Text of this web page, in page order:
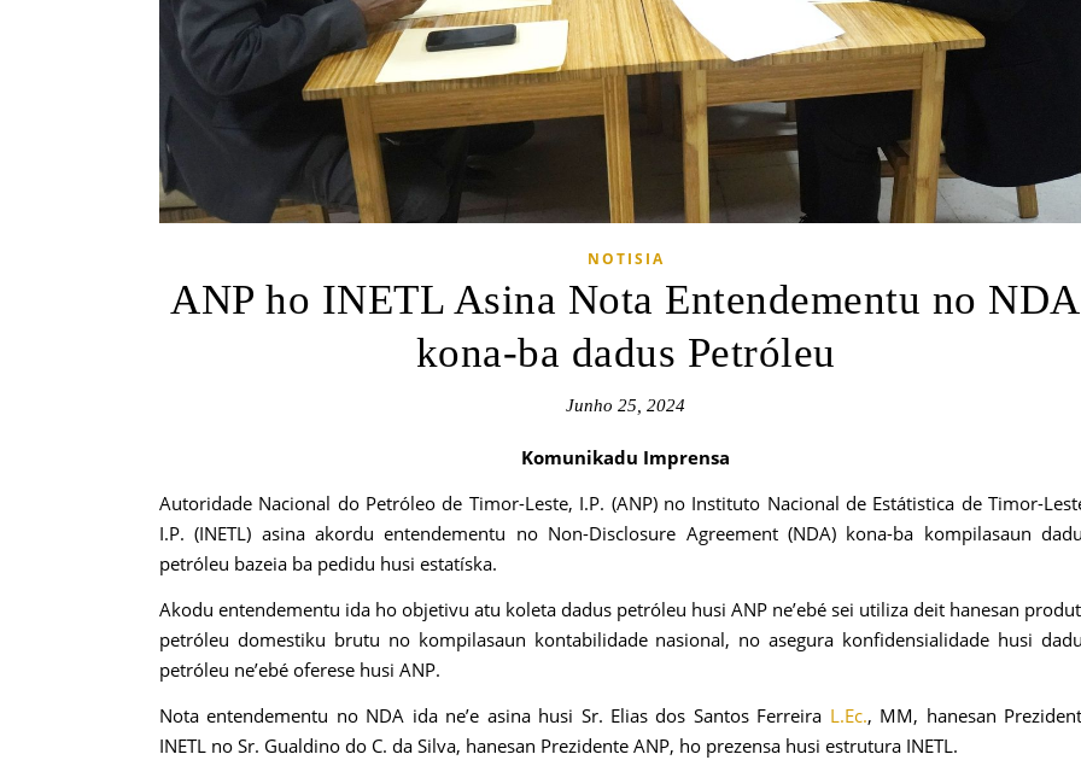
NOTISIA
ANP ho INETL Asina Nota Entendementu no NDA
kona-ba dadus Petróleu
Junho 25, 2024
Komunikadu Imprensa
Autoridade Nacional do Petróleo de Timor-Leste, I.P. (ANP) no Instituto Nacional de Estátistica de Timor-
I.P. (INETL) asina akordu entendementu no Non-Disclosure Agreement (NDA) kona-ba kompilasaun
petróleu bazeia ba pedidu husi estatíska.
Akodu entendementu ida ho objetivu atu koleta dadus petróleu husi ANP ne’ebé sei utiliza deit hanesan
petróleu domestiku brutu no kompilasaun kontabilidade nasional, no asegura konfidensialidade husi
petróleu ne’ebé oferese husi ANP.
Nota entendementu no NDA ida ne’e asina husi Sr. Elias dos Santos Ferreira L.Ec., MM, hanesan
INETL no Sr. Gualdino do C. da Silva, hanesan Prezidente ANP, ho prezensa husi estrutura INETL.